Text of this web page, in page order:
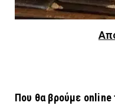
Που θα βρούμε online